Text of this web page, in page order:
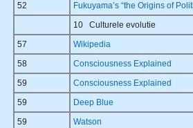
52
Fukuyama’s “the Origins of
10 Culturele evolutie
57
Wikipedia
58
Consciousness Explained
59
Consciousness Explained
59
Deep Blue
59
Watson